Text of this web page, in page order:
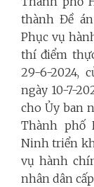
thành Đề
Phục vụ
thí điểm
29-6-2024,
ngày 10-7-
cho Ủy ban
Thành phố
Ninh triển
vụ hành
nhân dân